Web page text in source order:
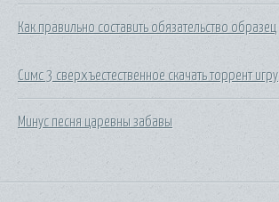
Как правильно составить обязательство образец
Симс 3 сверхъестественное скачать торрент игру
Минус песня царевны забавы